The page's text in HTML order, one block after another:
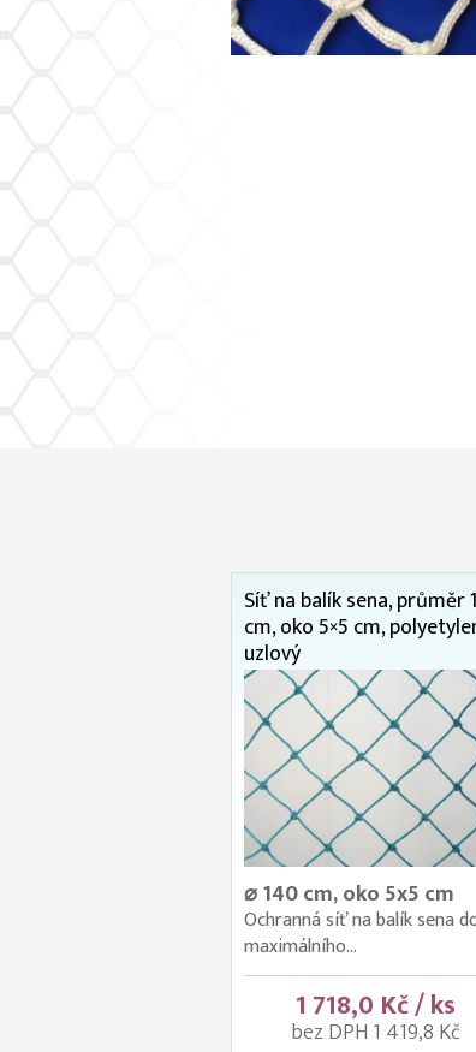
Síť na balík sena, průměr
cm, oko 5×5 cm,
uzlový
⌀ 140 cm, oko 5x5 cm
Ochranná síť na balík sena
maximálního...
1 718,0 Kč / ks
bez DPH 1 419,8 Kč